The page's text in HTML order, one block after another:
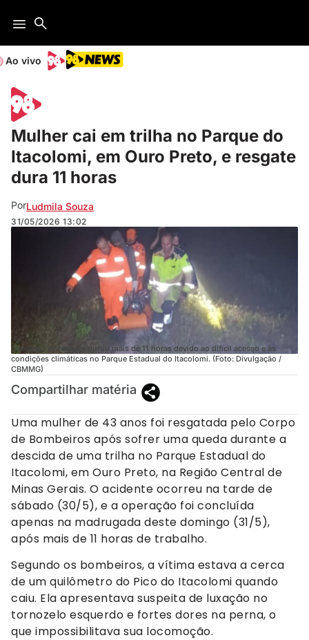
Ao vivo
Mulher cai em trilha no Parque do
Itacolomi, em Ouro Preto, e resgate
dura 11 horas
PorLudmila Souza
31/05/2026 13:02
Operação de resgate durou mais de 11 horas devido ao difícil acesso e às
condições climáticas no Parque Estadual do Itacolomi. (Foto: Divulgação /
CBMMG)
Compartilhar matéria
Uma mulher de 43 anos foi resgatada pelo Corpo
de Bombeiros após sofrer uma queda durante a
descida de uma trilha no Parque Estadual do
Itacolomi, em Ouro Preto, na Região Central de
Minas Gerais. O acidente ocorreu na tarde de
sábado (30/5), e a operação foi concluída
apenas na madrugada deste domingo (31/5),
após mais de 11 horas de trabalho.
Segundo os bombeiros, a vítima estava a cerca
de um quilômetro do Pico do Itacolomi quando
caiu. Ela apresentava suspeita de luxação no
tornozelo esquerdo e fortes dores na perna, o
que impossibilitava sua locomoção.